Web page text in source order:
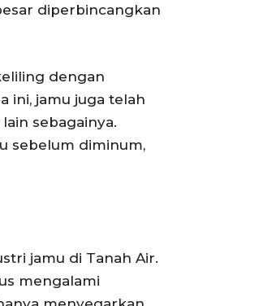
diperbincangkan
dengan
ini, jamu juga telah
lain sebagainya.
sebelum diminum,
jamu di Tanah Air.
mengalami